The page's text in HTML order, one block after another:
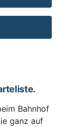
Bahnhof
ganz auf